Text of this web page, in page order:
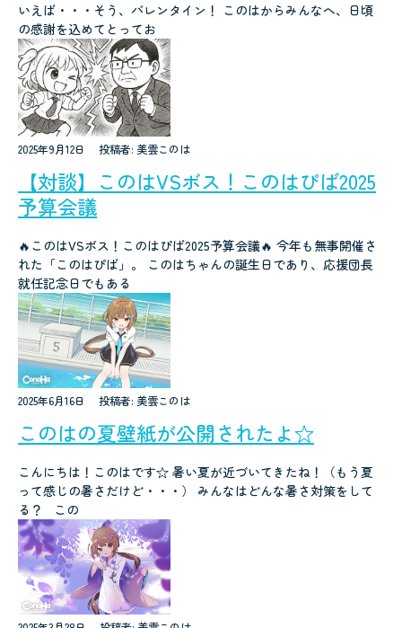
いえば・・・そう、バレンタイン！ このはからみんなへ、日頃
の感謝を込めてとってお
2025年9月12日 投稿者: 美雲このは
【対談】このはVSボス！このはぴば2025
予算会議
🔥このはVSボス！このはぴば2025予算会議🔥 今年も無事開催さ
れた「このはぴば」。 このはちゃんの誕生日であり、応援団長
就任記念日でもある
2025年6月16日 投稿者: 美雲このは
このはの夏壁紙が公開されたよ☆
こんにちは！このはです☆ 暑い夏が近づいてきたね！（もう夏
って感じの暑さだけど・・・） みんなはどんな暑さ対策をして
る？ この